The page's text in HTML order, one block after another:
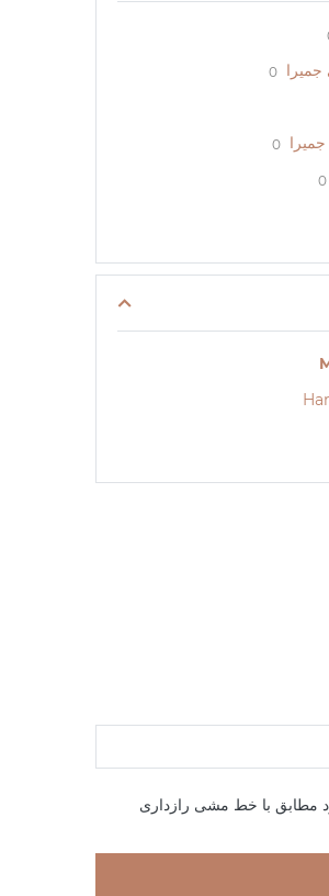
جمیرا 0
0
0
مطابق با خط مشی رازداری